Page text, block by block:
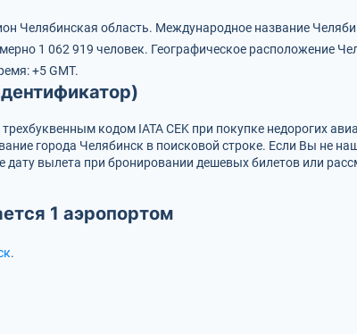
Челябинская область. Международное название
1 062 919 человек. Географическое расположение
+5 GMT.
трехбуквенным кодом IATACEK при покупке недорогих
города Челябинск в поисковой строке. Если Вы не
вылета при бронировании дешевых билетов или
1 аэропортом
.